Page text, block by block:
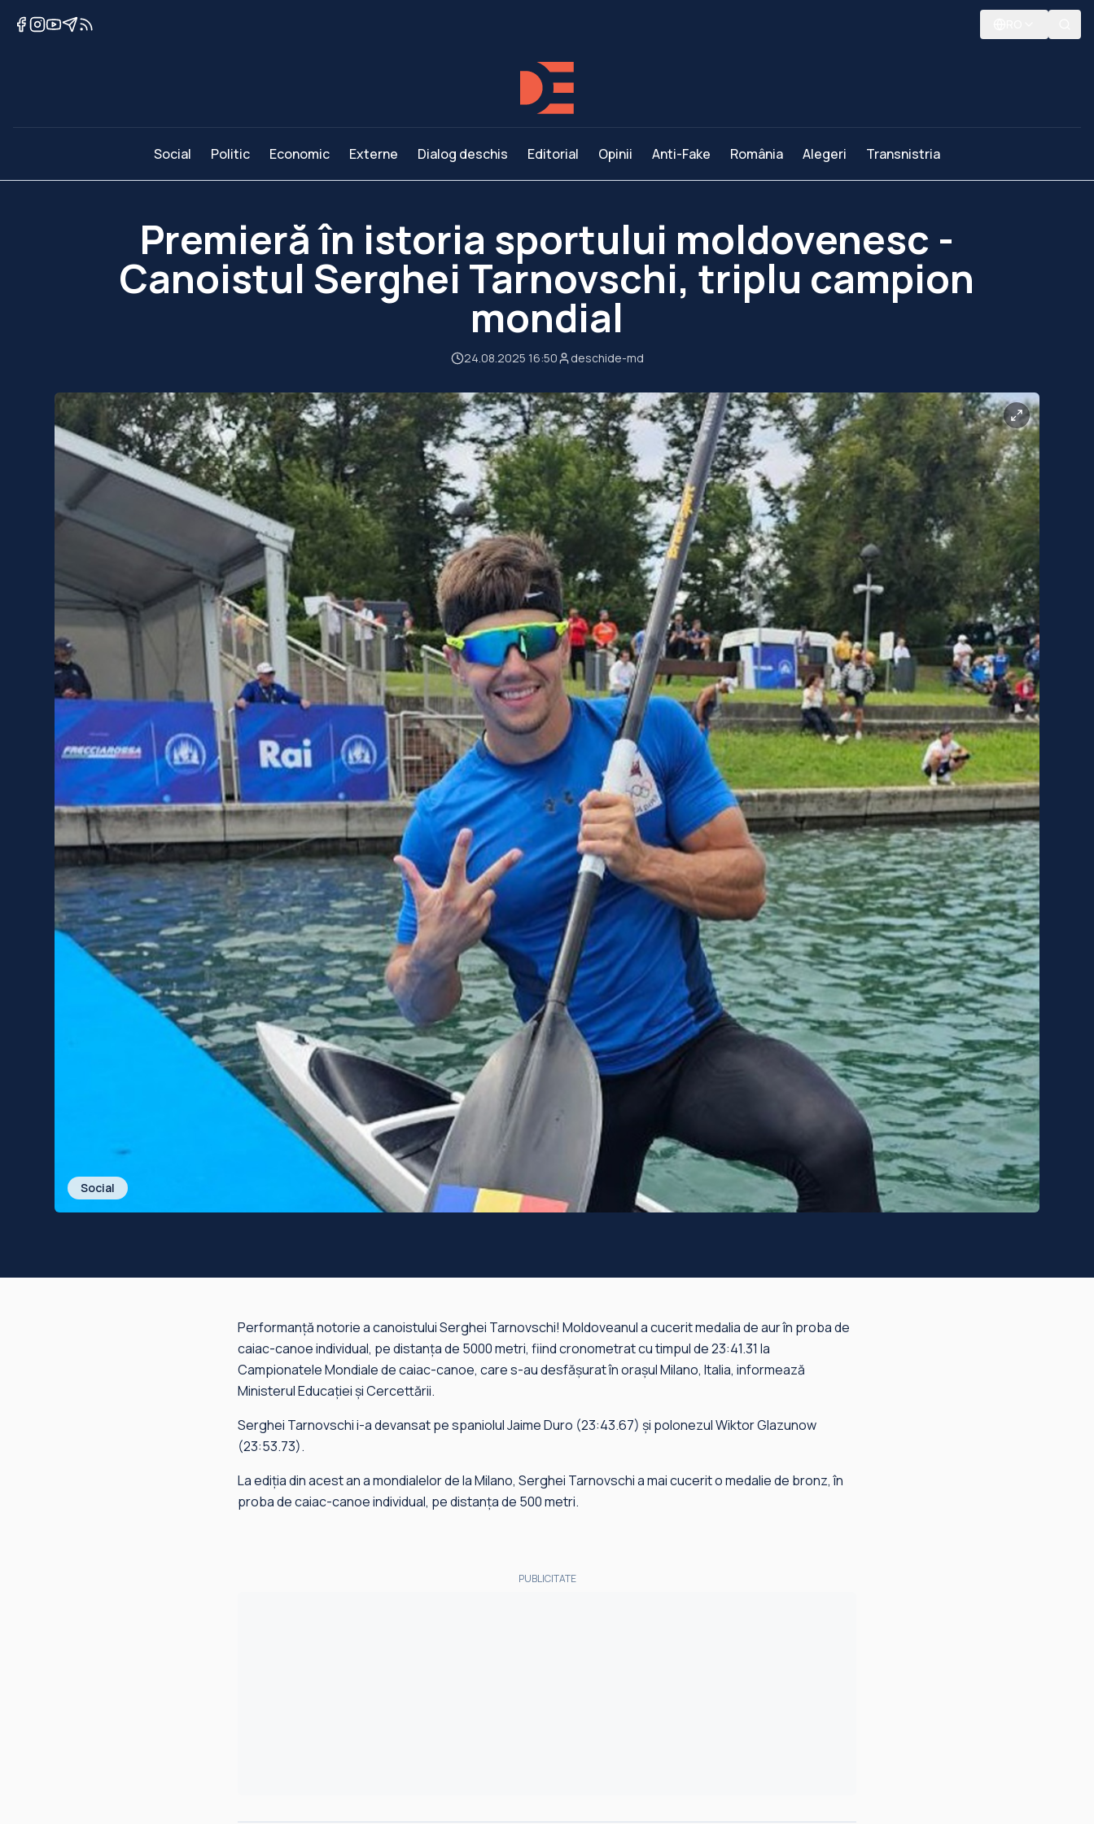
Social Politic Economic Externe Dialog deschis Editorial Opinii Anti-Fake România Alegeri Transnistria
Premieră în istoria sportului moldovenesc -
Canoistul Serghei Tarnovschi, triplu campion
mondial
24.08.2025 16:50 deschide-md
Social
Performanță notorie a canoistului Serghei Tarnovschi! Moldoveanul a cucerit medalia de aur în proba de
caiac-canoe individual, pe distanța de 5000 metri, fiind cronometrat cu timpul de 23:41.31 la
Campionatele Mondiale de caiac-canoe, care s-au desfășurat în orașul Milano, Italia, informează
Ministerul Educației și Cercettării.
Serghei Tarnovschi i-a devansat pe spaniolul Jaime Duro (23:43.67) și polonezul Wiktor Glazunow
(23:53.73).
La ediția din acest an a mondialelor de la Milano, Serghei Tarnovschi a mai cucerit o medalie de bronz, în
proba de caiac-canoe individual, pe distanța de 500 metri.
PUBLICITATE